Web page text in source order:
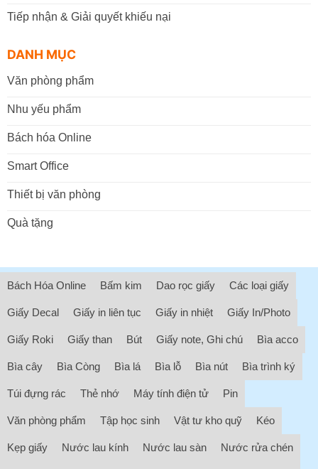
Tiếp nhận & Giải quyết khiếu nại
DANH MỤC
Văn phòng phẩm
Nhu yếu phẩm
Bách hóa Online
Smart Office
Thiết bị văn phòng
Quà tặng
Bách Hóa Online Bấm kim Dao rọc giấy Các loại giấy
Giấy Decal Giấy in liên tục Giấy in nhiệt Giấy In/Photo
Giấy Roki Giấy than Bút Giấy note, Ghi chú Bìa acco
Bìa cây Bìa Còng Bìa lá Bìa lỗ Bìa nút Bìa trình ký
Túi đựng rác Thẻ nhớ Máy tính điện tử Pin
Văn phòng phẩm Tập học sinh Vật tư kho quỹ Kéo
Kẹp giấy Nước lau kính Nước lau sàn Nước rửa chén